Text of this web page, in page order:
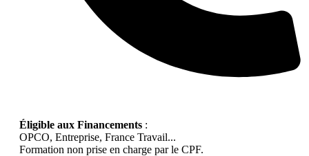
Éligible aux Financements :
OPCO, Entreprise, France Travail...
Formation non prise en charge par le CPF.